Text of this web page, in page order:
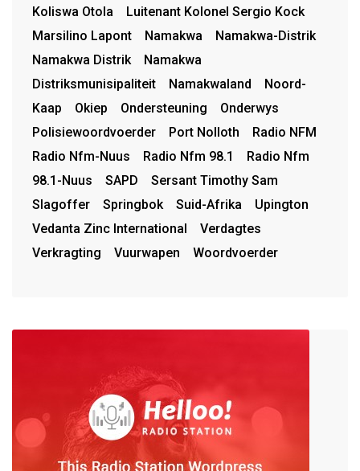
Koliswa Otola
Luitenant Kolonel Sergio Kock
Marsilino Lapont
Namakwa
Namakwa-Distrik
Namakwa Distrik
Namakwa
Distriksmunisipaliteit
Namakwaland
Noord-
Kaap
Okiep Ondersteuning
Onderwys
Polisiewoordvoerder
Port Nolloth
Radio NFM
Radio Nfm-Nuus
Radio Nfm 98.1
Radio Nfm
98.1-Nuus
SAPD
Sersant Timothy Sam
Slagoffer
Springbok Suid-Afrika
Upington
Vedanta Zinc International
Verdagtes
Verkragting
Vuurwapen Woordvoerder